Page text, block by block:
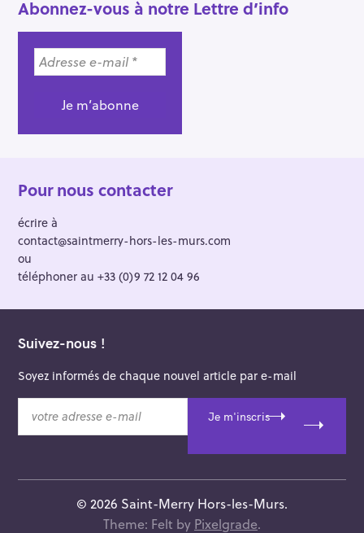
Abonnez-vous à notre Lettre d’info
Pour nous contacter
écrire à
contact@saintmerry-hors-les-murs.com
ou
téléphoner au +33 (0)9 72 12 04 96
Suivez-nous !
Soyez informés de chaque nouvel article par e-mail
t
e
Je m'inscris
© 2026 Saint-Merry Hors-les-Murs.
Theme: Felt by Pixelgrade.